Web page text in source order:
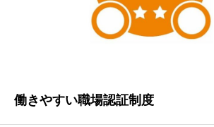
働きやすい職場認証制度